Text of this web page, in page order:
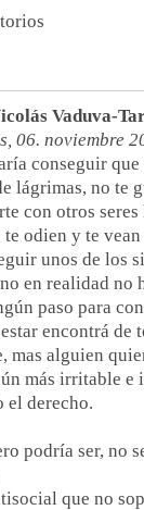
Vaduva-
06. noviembre
conseguir que
lágrimas, no te
con otros seres
te odien y te
unos de los
en realidad no
paso para
encontrá de
mas alguien
más irritable e
el derecho.
podría ser, no
que no